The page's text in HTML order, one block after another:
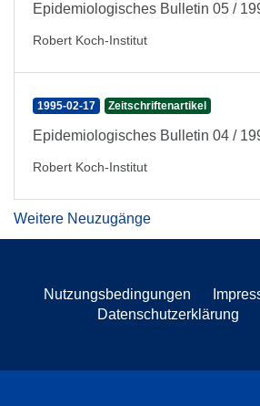
Epidemiologisches Bulletin 05 /
Robert Koch-Institut
1995-02-17 Zeitschriftenartikel
Epidemiologisches Bulletin 04 /
Robert Koch-Institut
Weitere Neuzugänge
Nutzungsbedingungen
Datenschutzerklärung